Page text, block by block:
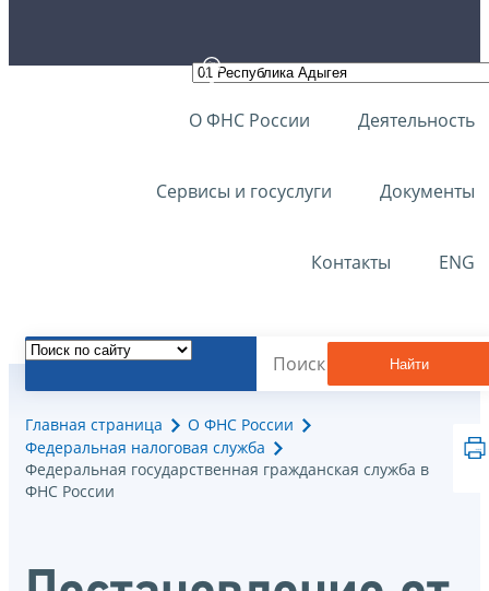
О ФНС России Деятельность
Сервисы и госуслуги Документы
Контакты ENG
Найти
Главная страница
О ФНС России
Федеральная налоговая служба
Федеральная государственная гражданская служба в
ФНС России